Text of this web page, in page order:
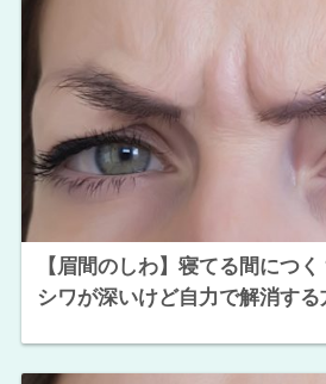
【眉間のしわ】寝てる間につ
シワが深いけど自力で解消する